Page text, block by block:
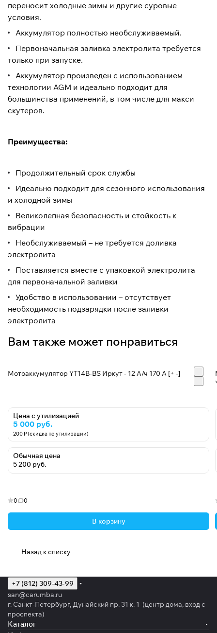
переносит холодные зимы и другие суровые
условия.
Аккумулятор полностью необслуживаемый.
Первоначальная заливка электролита требуется
только при запуске.
Аккумулятор произведен с использованием
технологии AGM и идеально подходит для
большинства применений, в том числе для макси
скутеров.
Преимущества:
Продолжительный срок службы
Идеально подходит для сезонного использования
и холодной зимы
Великолепная безопасность и стойкость к
вибрации
Необслуживаемый – не требуется доливка
электролита
Поставляется вместе с упаковкой электролита
для первоначальной заливки
Удобство в использовании – отсутствует
необходимость подзарядки после заливки
электролита
Вам также может понравиться
Мотоаккумулятор YT14B-BS Иркут - 12 А/ч 170 A [+ -]
Цена с утилизацией
5 000 руб.
200 ₽ (скидка по утилизации)
Обычная цена
5 200 руб.
0 0
В корзину
Назад к списку
+7 (812) 309-43-99
san@carumba.ru
г. Санкт-Петербург, Дунайский пр. 31 к. 1 (центр дома, вход с
проспекта)
Каталог